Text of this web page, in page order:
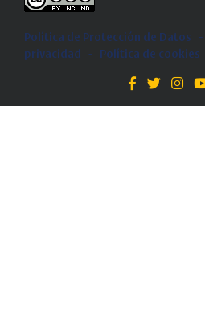
Política de Protección de Datos -
privacidad
- Política de cookies